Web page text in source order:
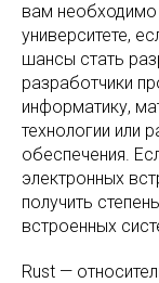
вам необходимо
университете,
шансы стать
разработчики
информатику,
технологии или
обеспечения.
электронных
получить
встроенных
Rust —